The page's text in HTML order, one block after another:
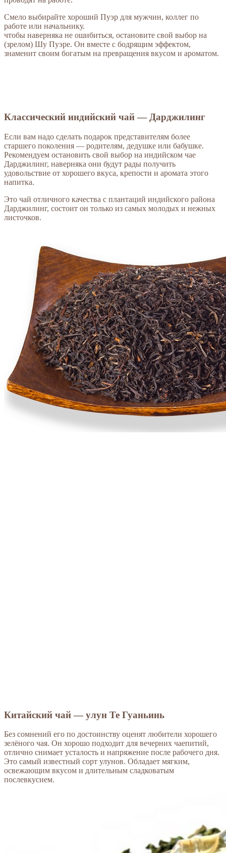
Смело выбирайте хороший Пуэр для мужчин, коллег по
работе или начальнику.
чтобы наверняка не ошибиться, остановите свой выбор на
(зрелом) Шу Пуэре. Он вместе с бодрящим эффектом,
знаменит своим богатым на превращения вкусом и ароматом.
Классический индийский чай — Дарджилинг
Если вам надо сделать подарок представителям более
старшего поколения — родителям, дедушке или бабушке.
Рекомендуем остановить свой выбор на индийском чае
Дарджилинг, наверняка они будут рады получить
удовольствие от хорошего вкуса, крепости и аромата этого
напитка.
Это чай отличного качества с плантаций индийского района
Дарджилинг, состоит он только из самых молодых и нежных
листочков.
Китайский чай — улун Те Гуаньинь
Без сомнений его по достоинству оценят любители хорошего
зелёного чая. Он хорошо подходит для вечерних чаепитий,
отлично снимает усталость и напряжение после рабочего дня.
Это самый известный сорт улунов. Обладает мягким,
освежающим вкусом и длительным сладковатым
послевкусием.